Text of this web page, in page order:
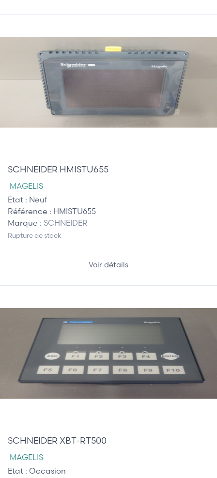
SCHNEIDER HMISTU655
MAGELIS
Etat : Neuf
Référence : HMISTU655
Marque : SCHNEIDER
Rupture de stock
Voir détails
SCHNEIDER XBT-RT500
MAGELIS
Etat : Occasion